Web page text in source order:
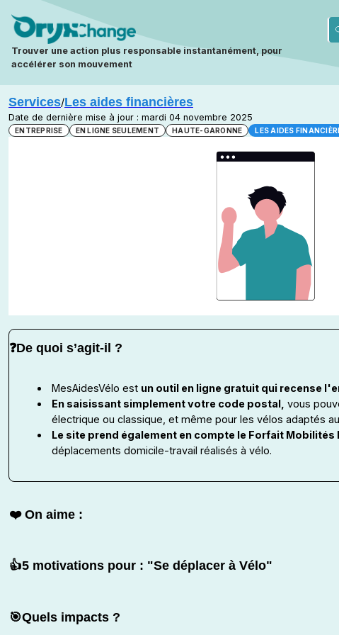
Trouver une action plus responsable instantanément, pour
accélérer son mouvement
Services/Les aides financières
Date de dernière mise à jour : mardi 04 novembre 2025
ENTREPRISE EN LIGNE SEULEMENT HAUTE-GARONNE LES AIDES
❓De quoi s’agit-il ?
MesAidesVélo est un outil en ligne gratuit qui recense
En saisissant simplement votre code postal, vous
électrique ou classique, et même pour les vélos adaptés
Le site prend également en compte le Forfait Mobilités
déplacements domicile-travail réalisés à vélo.
❤️ On aime :
👍5 motivations pour : "Se déplacer à Vélo"
🎯Quels impacts ?